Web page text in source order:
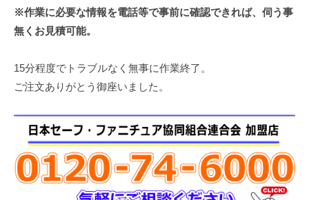
※作業に必要な情報を電話等で事前に確認できれば、伺う事
無くお見積可能。
15分程度でトラブルなく無事に作業終了。
ご注文ありがとう御座いました。